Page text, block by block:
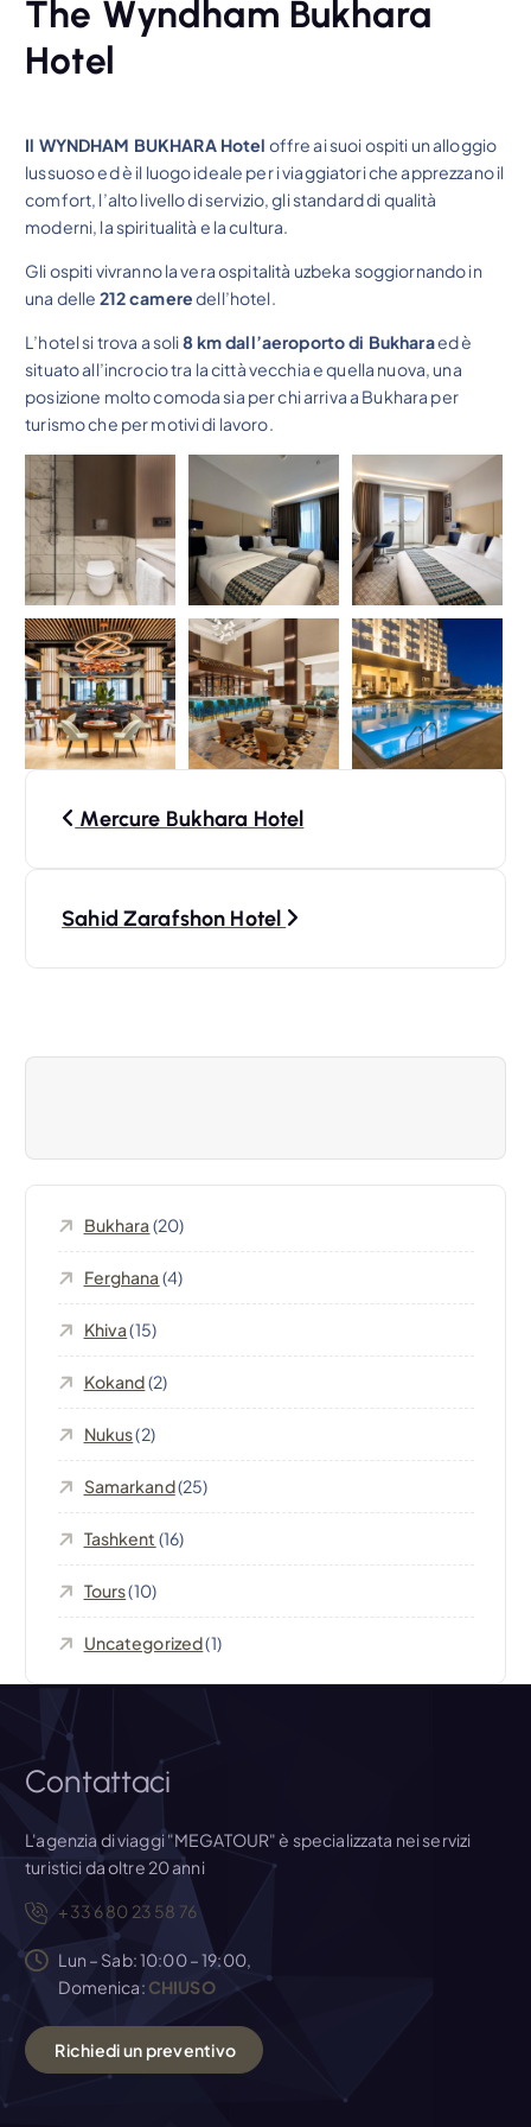
The Wyndham Bukhara
Hotel
Il WYNDHAM BUKHARA Hotel offre ai suoi ospiti un alloggio
lussuoso ed è il luogo ideale per i viaggiatori che apprezzano il
comfort, l’alto livello di servizio, gli standard di qualità
moderni, la spiritualità e la cultura.
Gli ospiti vivranno la vera ospitalità uzbeka soggiornando in
una delle 212 cameredell’hotel.
L’hotel si trova a soli8 km dall’aeroporto di Bukharaed è
situato all’incrocio tra la città vecchia e quella nuova, una
posizione molto comoda sia per chi arriva a Bukhara per
turismo che per motivi di lavoro.
z
c
o
l
i
Mercure Bukhara Hotel
Sahid Zarafshon Hotel
Bukhara (20)
Ferghana (4)
Khiva(15)
Kokand(2)
Nukus(2)
Samarkand(25)
Tashkent (16)
Tours(10)
Uncategorized(1)
Contattaci
L'agenzia di viaggi "MEGATOUR" è specializzata nei servizi
turistici da oltre 20 anni
+33 6 80 23 58 76
Lun – Sab: 10:00 – 19:00,
Domenica: CHIUSO
Richiediun preventivo